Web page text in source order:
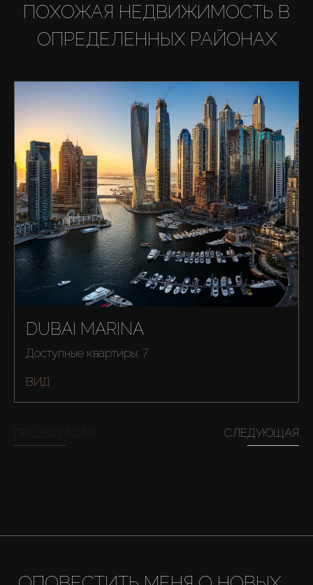
ПОХОЖАЯ НЕДВИЖИМОСТЬ В
ОПРЕДЕЛЕННЫХ РАЙОНАХ
DUBAI MARINA
Доступные квартиры: 7
ВИД
СЛЕДУЮЩАЯ